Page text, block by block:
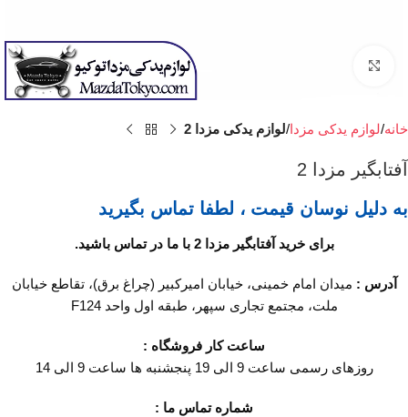
خانه لوازم یدکی مزدا لوازم یدکی مزدا 2
آفتابگیر مزدا 2
به دلیل نوسان قیمت ، لطفا تماس بگیرید
برای خرید آفتابگیر مزدا 2 با ما در تماس باشید.
آدرس : میدان امام خمینی، خیابان امیرکبیر (چراغ برق)، تقاطع خیابان
ملت، مجتمع تجاری سپهر، طبقه اول واحد F124
ساعت کار فروشگاه :
روزهای رسمی ساعت 9 الی 19 پنجشنبه ها ساعت 9 الی 14
شماره تماس ما :